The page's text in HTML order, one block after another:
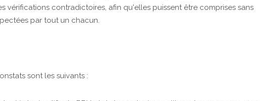
vérifications contradictoires, afin qu'elles puissent être comprises sans
par tout un chacun.
sont les suivants :